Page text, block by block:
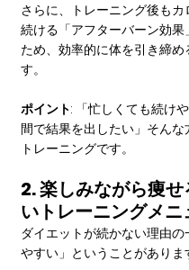
さらに、トレーニング後もカ
続ける「アフターバーン効果
ため、効率的に体を引き締め
す。
ポイント: 「忙しくても続け
間で結果を出したい」そん
トレーニングです。
2. 楽しみながら痩
いトレーニングメニ
ダイエットが続かない理由の
やすい」ということがありま